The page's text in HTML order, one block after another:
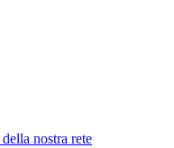
nostra rete